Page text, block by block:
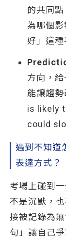
的共同
為哪個
好」這種
方向，
能讓趨
is likely
could
遇到不知道
表達方式？
考場上碰到
不是沉默，
接被記錄為
句」讓自己